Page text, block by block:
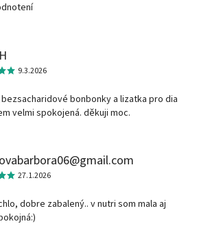
9.3.2026
bonbonky a lizatka pro dia
velmi spokojená. děkuji moc.
27.1.2026
dobre zabalený.. v nutri som mala aj